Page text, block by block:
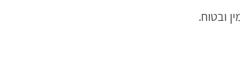
ובטוח.